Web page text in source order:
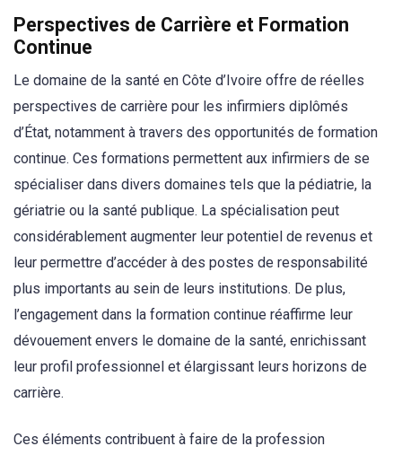
Perspectives de Carrière et Formation
Continue
Le domaine de la santé en Côte d’Ivoire offre de réelles
perspectives de carrière pour les infirmiers diplômés
d’État, notamment à travers des opportunités de formation
continue. Ces formations permettent aux infirmiers de se
spécialiser dans divers domaines tels que la pédiatrie, la
gériatrie ou la santé publique. La spécialisation peut
considérablement augmenter leur potentiel de revenus et
leur permettre d’accéder à des postes de responsabilité
plus importants au sein de leurs institutions. De plus,
l’engagement dans la formation continue réaffirme leur
dévouement envers le domaine de la santé, enrichissant
leur profil professionnel et élargissant leurs horizons de
carrière.
Ces éléments contribuent à faire de la profession